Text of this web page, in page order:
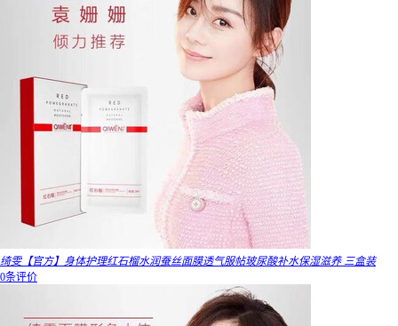
绮雯【官方】身体护理红石榴水润蚕丝面膜透气服帖玻尿酸补水保湿滋养 三盒装
0条评价